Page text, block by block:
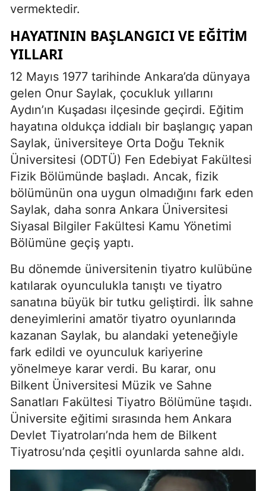
vermektedir.
HAYATININ BAŞLANGICI VE EĞITIM
YILLARI
12 Mayıs 1977 tarihinde Ankara’da dünyaya
gelen Onur Saylak, çocukluk yıllarını
Aydın’ın Kuşadası ilçesinde geçirdi. Eğitim
hayatına oldukça iddialı bir başlangıç yapan
Saylak, üniversiteye Orta Doğu Teknik
Üniversitesi (ODTÜ) Fen Edebiyat Fakültesi
Fizik Bölümünde başladı. Ancak, fizik
bölümünün ona uygun olmadığını fark eden
Saylak, daha sonra Ankara Üniversitesi
Siyasal Bilgiler Fakültesi Kamu Yönetimi
Bölümüne geçiş yaptı.
Bu dönemde üniversitenin tiyatro kulübüne
katılarak oyunculukla tanıştı ve tiyatro
sanatına büyük bir tutku geliştirdi. İlk sahne
deneyimlerini amatör tiyatro oyunlarında
kazanan Saylak, bu alandaki yeteneğiyle
fark edildi ve oyunculuk kariyerine
yönelmeye karar verdi. Bu karar, onu
Bilkent Üniversitesi Müzik ve Sahne
Sanatları Fakültesi Tiyatro Bölümüne taşıdı.
Üniversite eğitimi sırasında hem Ankara
Devlet Tiyatroları’nda hem de Bilkent
Tiyatrosu’nda çeşitli oyunlarda sahne aldı.